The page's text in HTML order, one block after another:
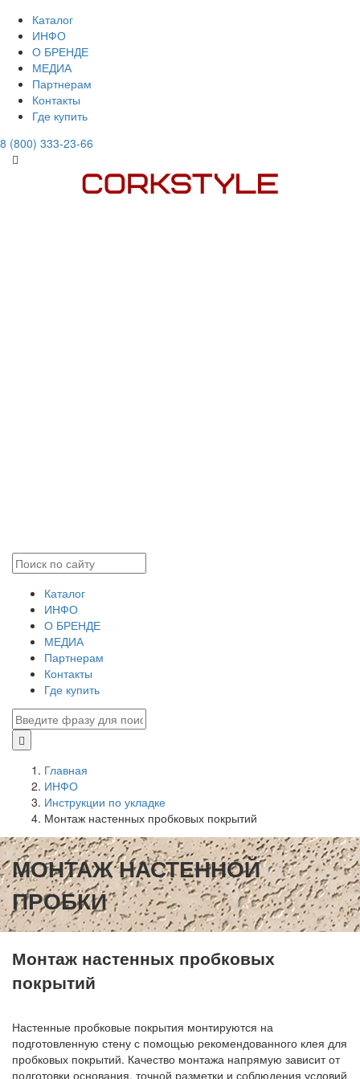
Каталог
ИНФО
О БРЕНДЕ
МЕДИА
Партнерам
Контакты
Где купить
8 (800) 333-23-66
Каталог
ИНФО
О БРЕНДЕ
МЕДИА
Партнерам
Контакты
Где купить
Главная
ИНФО
Инструкции по укладке
Монтаж настенных пробковых покрытий
МОНТАЖ НАСТЕННОЙ
ПРОБКИ
Монтаж настенных пробковых
покрытий
Настенные пробковые покрытия монтируются на
подготовленную стену с помощью рекомендованного клея для
пробковых покрытий. Качество монтажа напрямую зависит от
подготовки основания, точной разметки и соблюдения условий